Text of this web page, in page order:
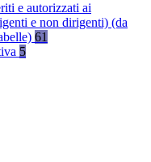
e autorizzati ai
e non dirigenti) (da
61
5